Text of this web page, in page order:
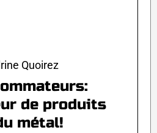
Quoirez
de produits
métal!